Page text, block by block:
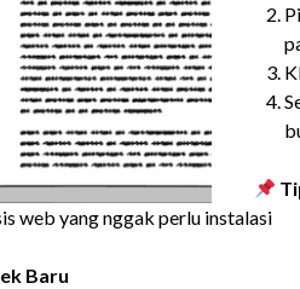
web yang nggak perlu instalasi
Baru